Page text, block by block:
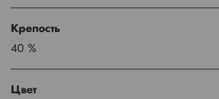
Крепость
40 %
Цвет